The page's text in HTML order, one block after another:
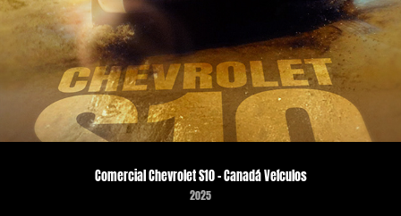
Comercial Chevrolet S10 - Canadá Veículos
2025